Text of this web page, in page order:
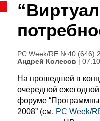
PC Week/RE №40 (646)
Андрей Колесов |
На прошедшей в
очередной
форуме
2008” (см. PC Week/